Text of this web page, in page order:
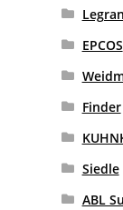
EPCOS
Finder
Siedle
ABL